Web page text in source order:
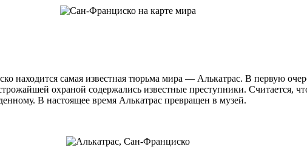
находится самая известная тюрьма мира — Алькатрас. В первую
охраной содержались известные преступники. Считается,
В настоящее время Алькатрас превращен в музей.